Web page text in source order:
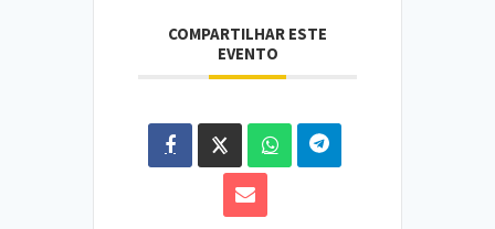
COMPARTILHAR ESTE
EVENTO